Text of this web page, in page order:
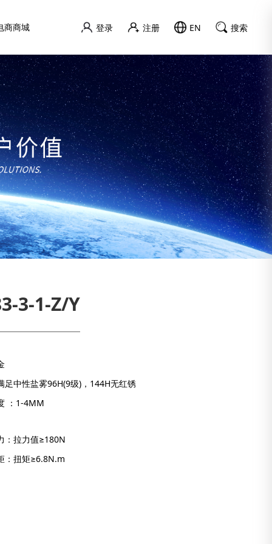
商商城 登录 注册 EN 搜索
3-1-Z/Y
足中性盐雾96H(9级)，144H无红锈
：1-4MM
：拉力值≥180N
：扭矩≥6.8N.m